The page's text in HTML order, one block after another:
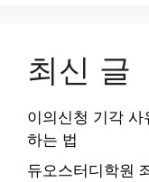
최신 글
이의신청 기각
하는 법
듀오스터디학원